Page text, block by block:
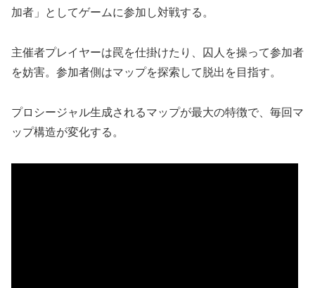
加者」としてゲームに参加し対戦する。
主催者プレイヤーは罠を仕掛けたり、囚人を操って参加者
を妨害。参加者側はマップを探索して脱出を目指す。
プロシージャル生成されるマップが最大の特徴で、毎回マ
ップ構造が変化する。